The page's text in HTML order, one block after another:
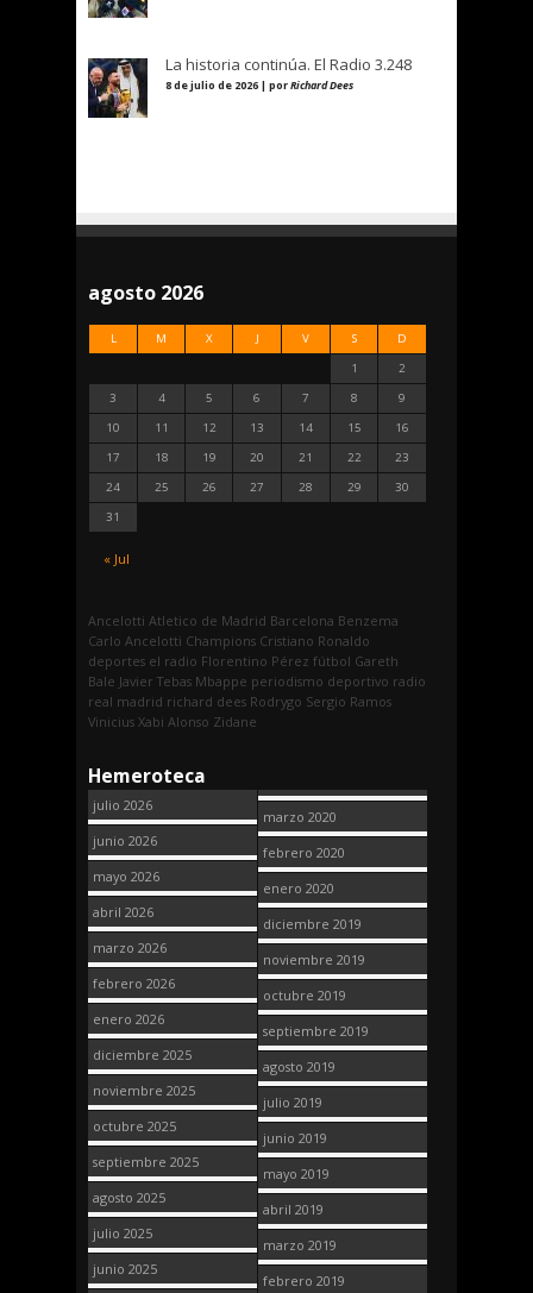
La historia continúa. El Radio 3.248
8 de julio de 2026 | porRichard Dees
agosto 2026
L M X J V S D
« Jul
1
2
3
4 5 6 7 8
9
10
11 12 13 14 15
16
17
18 19 20 21 22
23
24
25 26 27 28 29
30
31
Ancelotti Atletico de Madrid Barcelona Benzema
Carlo Ancelotti Champions Cristiano Ronaldo
deportes el radio Florentino Pérez fútbol Gareth
Bale Javier Tebas Mbappe periodismo deportivo radio
real madrid richard dees Rodrygo Sergio Ramos
Vinicius Xabi Alonso Zidane
Hemeroteca
julio 2026
junio 2026
mayo 2026
abril 2026
marzo 2026
febrero 2026
enero 2026
diciembre 2025
noviembre 2025
octubre 2025
septiembre 2025
agosto 2025
julio 2025
junio 2025
marzo 2020
febrero 2020
enero 2020
diciembre 2019
noviembre 2019
octubre 2019
septiembre 2019
agosto 2019
julio 2019
junio 2019
mayo 2019
abril 2019
marzo 2019
febrero 2019